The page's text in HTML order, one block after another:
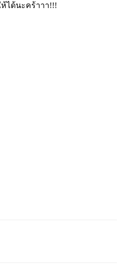
ได้นะคร้าาา!!!